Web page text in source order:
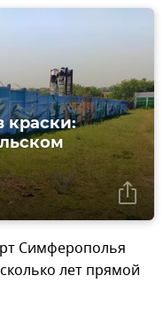
краски:
Симферополья
лет прямой